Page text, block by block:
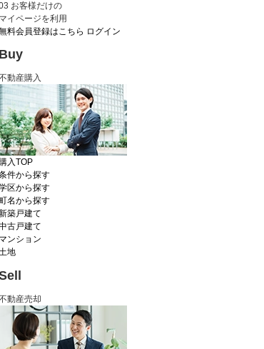
お客様だけの
マイページを利用
料会員登録はこちら ログイン
Buy
動産購入
入TOP
件から探す
区から探す
名から探す
築戸建て
古戸建て
マンション
地
動産売却